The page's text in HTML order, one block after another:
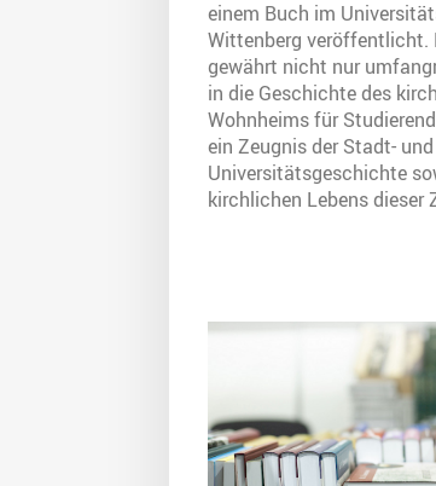
einem Buch im
Wittenberg veröffentlicht.
gewährt nicht nur
in die Geschichte des
Wohnheims für
ein Zeugnis der Stadt- und
Universitätsgeschichte
kirchlichen Lebens dieser